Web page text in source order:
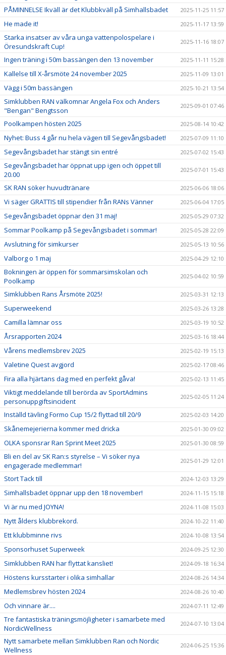
PÅMINNELSE Ikväll är det Klubbkväll på Simhallsbadet
2025-11-25 11:57
He made it! 2025-11-17 13:59
Starka insatser av våra unga vattenpolospelare i
Öresundskraft Cup!
2025-11-16 18:07
Ingen träning i 50m bassängen den 13 november 2025-11-11 15:28
Kallelse till X-årsmöte 24 november 2025 2025-11-09 13:01
Vägg i 50m bassängen 2025-10-21 13:54
Simklubben RAN välkomnar Angela Fox och Anders
"Bengan" Bengtsson
2025-09-01 07:46
Poolkampen hösten 2025 2025-08-14 10:42
Nyhet: Buss 4 går nu hela vägen till Segevångsbadet! 2025-07-09 11:10
Segevångsbadet har stängt sin entré 2025-07-02 15:43
Segevångsbadet har öppnat upp igen och öppet till
20.00
2025-07-01 15:43
SK RAN söker huvudtränare 2025-06-06 18:06
Vi säger GRATTIS till stipendier från RANs Vänner 2025-06-04 17:05
Segevångsbadet öppnar den 31 maj! 2025-05-29 07:32
Sommar Poolkamp på Segevångsbadet i sommar! 2025-05-28 22:09
Avslutning för simkurser 2025-05-13 10:56
Valborg o 1 maj 2025-04-29 12:10
Bokningen är öppen för sommarsimskolan och
Poolkamp
2025-04-02 10:59
Simklubben Rans Årsmöte 2025! 2025-03-31 12:13
Superweekend 2025-03-26 13:28
Camilla lämnar oss 2025-03-19 10:52
Årsrapporten 2024 2025-03-16 18:44
Vårens medlemsbrev 2025 2025-02-19 15:13
Valetine Quest avgjord 2025-02-17 08:46
Fira alla hjärtans dag med en perfekt gåva! 2025-02-13 11:45
Viktigt meddelande till berörda av SportAdmins
personuppgiftsincident
2025-02-05 11:24
Inställd tävling Formo Cup 15/2 flyttad till 20/9 2025-02-03 14:20
Skånemejerierna kommer med dricka 2025-01-30 09:02
OLKA sponsrar Ran Sprint Meet 2025 2025-01-30 08:59
Bli en del av SK Ran:s styrelse – Vi söker nya
engagerade medlemmar!
2025-01-29 12:01
Stort Tack till 2024-12-03 13:29
Simhallsbadet öppnar upp den 18 november! 2024-11-15 15:18
Vi är nu med JOYNA! 2024-11-08 15:03
Nytt ålders klubbrekord. 2024-10-22 11:40
Ett klubbminne rivs 2024-10-08 13:54
Sponsorhuset Superweek 2024-09-25 12:30
Simklubben RAN har flyttat kansliet! 2024-09-18 16:34
Höstens kursstarter i olika simhallar 2024-08-26 14:34
Medlemsbrev hösten 2024 2024-08-26 10:40
Och vinnare är.... 2024-07-11 12:49
Tre fantastiska träningsmöjligheter i samarbete med
NordicWellness
2024-07-10 13:04
Nytt samarbete mellan Simklubben Ran och Nordic
Wellness
2024-06-25 15:36